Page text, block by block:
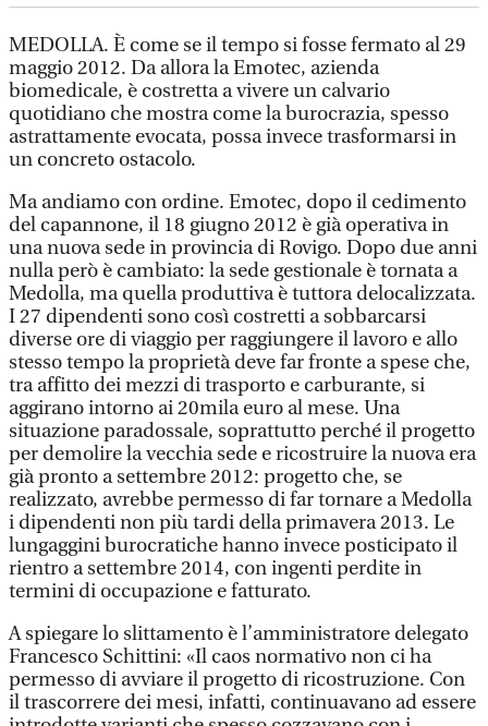
MEDOLLA. È come se il tempo si fosse fermato al 29
maggio 2012. Da allora la Emotec, azienda
biomedicale, è costretta a vivere un calvario
quotidiano che mostra come la burocrazia, spesso
astrattamente evocata, possa invece trasformarsi in
un concreto ostacolo.
Ma andiamo con ordine. Emotec, dopo il cedimento
del capannone, il 18 giugno 2012 è già operativa in
una nuova sede in provincia di Rovigo. Dopo due anni
nulla però è cambiato: la sede gestionale è tornata a
Medolla, ma quella produttiva è tuttora delocalizzata.
I 27 dipendenti sono così costretti a sobbarcarsi
diverse ore di viaggio per raggiungere il lavoro e allo
stesso tempo la proprietà deve far fronte a spese che,
tra affitto dei mezzi di trasporto e carburante, si
aggirano intorno ai 20mila euro al mese. Una
situazione paradossale, soprattutto perché il progetto
per demolire la vecchia sede e ricostruire la nuova era
già pronto a settembre 2012: progetto che, se
realizzato, avrebbe permesso di far tornare a Medolla
i dipendenti non più tardi della primavera 2013. Le
lungaggini burocratiche hanno invece posticipato il
rientro a settembre 2014, con ingenti perdite in
termini di occupazione e fatturato.
A spiegare lo slittamento è l’amministratore delegato
Francesco Schittini: «Il caos normativo non ci ha
permesso di avviare il progetto di ricostruzione. Con
il trascorrere dei mesi, infatti, continuavano ad essere